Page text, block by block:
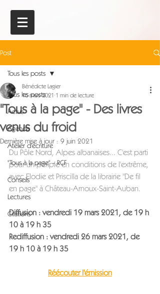
Post
Tous les posts
Actus
Agenda
Atelier d'écriture
"Tous à la page" - RCF
Conseils
Lectures
Citations
Tous les posts
"Tous à la page" - Des livres
venus du froid
Bénédicte Lagier
16 mars 2021 1 min de lecture
Dernière mise à jour : 9 juin 2021
Du Pôle Nord, Alpes albanaises... C'est parti
pour un périple en conditions de l'extrême,
avec Elodie et Priscilla de la librairie "De fil
en page" à Château-Arnoux-Saint-Auban.
Diffusion : vendredi 19 mars 2021, de 19 h
10 à 19 h 35
Rediffusion : vendredi 26 mars 2021, de
19 h 10 à 19 h 35
Réécouter l'émission